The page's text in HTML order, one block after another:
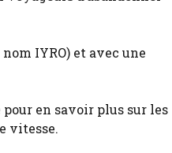
IYRO) et avec une
pour en savoir plus sur les
vitesse.